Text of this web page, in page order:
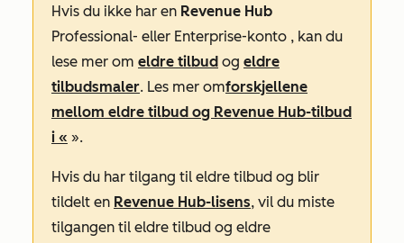
Hvis du ikke har en Revenue Hub
Professional- eller Enterprise-konto , kan du
lese mer om eldre tilbud og eldre
tilbudsmaler. Les mer omforskjellene
mellom eldre tilbud og Revenue Hub-tilbud
i « ».
Hvis du har tilgang til eldre tilbud og blir
tildelt en Revenue Hub-lisens, vil du miste
tilgangen til eldre tilbud og eldre